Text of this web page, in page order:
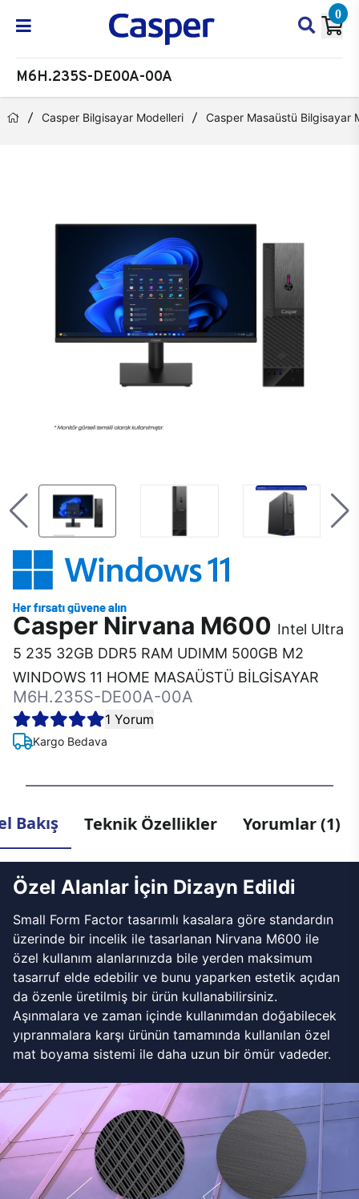
0
M6H.235S-DE00A-00A
Casper Bilgisayar Modelleri Casper Masaüstü Bilgisayar
Casper Nirvana M600 Intel Ultra
5 235 32GB DDR5 RAM UDIMM 500GB M2
WINDOWS 11 HOME MASAÜSTÜ BİLGİSAYAR
M6H.235S-DE00A-00A
1 Yorum
Kargo Bedava
Bakış Teknik Özellikler Yorumlar (1)
Özel Alanlar İçin Dizayn Edildi
Small Form Factor tasarımlı kasalara göre standardın
üzerinde bir incelik ile tasarlanan Nirvana M600 ile
özel kullanım alanlarınızda bile yerden maksimum
tasarruf elde edebilir ve bunu yaparken estetik açıdan
da özenle üretilmiş bir ürün kullanabilirsiniz.
Aşınmalara ve zaman içinde kullanımdan doğabilecek
yıpranmalara karşı ürünün tamamında kullanılan özel
mat boyama sistemi ile daha uzun bir ömür vadeder.